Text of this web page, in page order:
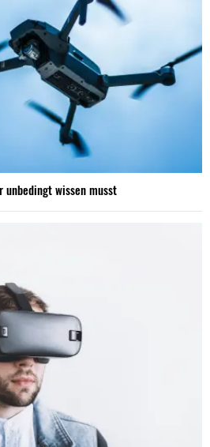
unbedingt wissen musst